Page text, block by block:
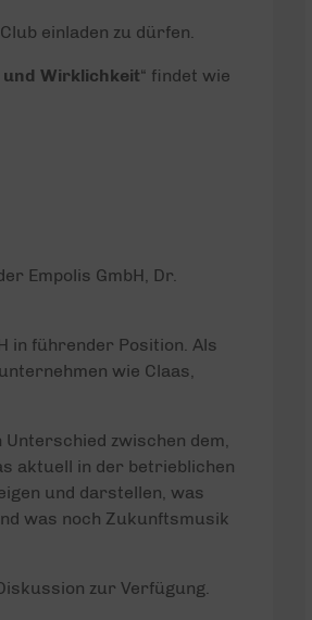
einladen zu dürfen.
und Wirklichkeit“ findet wie
Empolis GmbH, Dr.
in führender Position. Als
wie Claas,
zwischen dem,
aktuell in der betrieblichen
und darstellen, was
was noch Zukunftsmusik
zur Verfügung.